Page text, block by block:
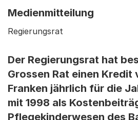
Medienmitteilung
Regierungsrat
Der Regierungsrat hat
Grossen Rat einen Kredit
Franken jährlich für die
mit 1998 als
Pflegekinderwesen des